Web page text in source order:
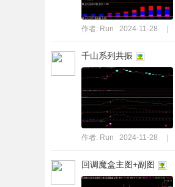
作者: Run 2024-11-28
千山系列共振
作者: Run 2024-11-28
回调魔盒主图+副图